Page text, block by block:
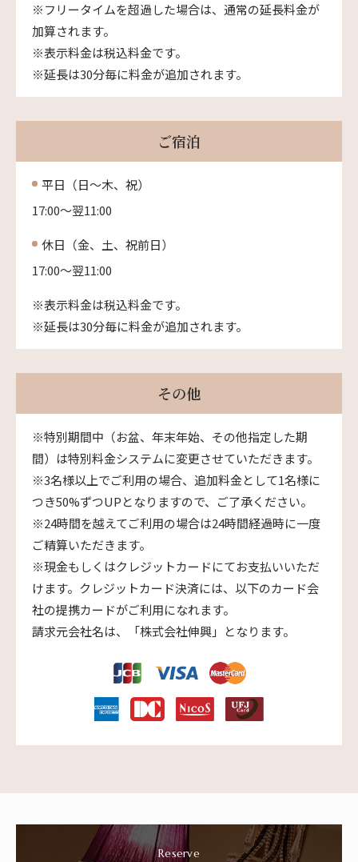
※フリータイムを超過した場合は、通常の延長料金が
加算されます。
※表示料金は税込料金です。
※延長は30分毎に料金が追加されます。
ご宿泊
平日（日〜木、祝）
17:00〜翌11:00
休日（金、土、祝前日）
17:00〜翌11:00
※表示料金は税込料金です。
※延長は30分毎に料金が追加されます。
その他
※特別期間中（お盆、年末年始、その他指定した期
間）は特別料金システムに変更させていただきます。
※3名様以上でご利用の場合、追加料金として1名様に
つき50%ずつUPとなりますので、ご了承ください。
※24時間を越えてご利用の場合は24時間経過時に一度
ご精算いただきます。
※現金もしくはクレジットカードにてお支払いいただ
けます。クレジットカード決済には、以下のカード会
社の提携カードがご利用になれます。
請求元会社名は、「株式会社伸興」となります。
Reserve